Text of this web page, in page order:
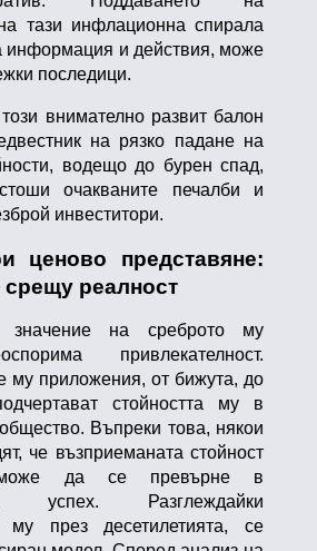
тази инфлационна спирала
информация и действия, може
последици.
внимателно развит балон
на рязко падане на
водещо до бурен спад,
очакваните печалби и
инвеститори.
ценово представяне:
реалност
значение на среброто му
привлекателност.
му приложения, от бижута, до
стойността му в
Въпреки това, някои
че възприеманата стойност
да се превърне в
успех. Разглеждайки
му през десетилетията, се